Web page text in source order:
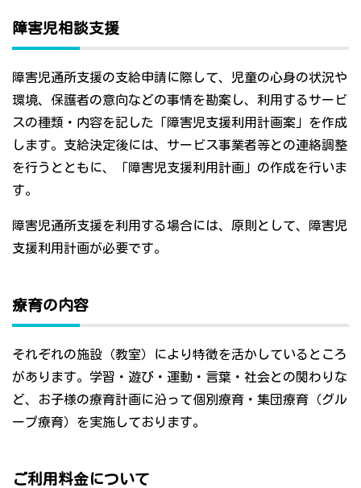
障害児相談支援
障害児通所支援の支給申請に際して、児童の心身の状況や
環境、保護者の意向などの事情を勘案し、利用するサービ
スの種類・内容を記した「障害児支援利用計画案」を作成
します。支給決定後には、サービス事業者等との連絡調整
を行うとともに、「障害児支援利用計画」の作成を行いま
す。
障害児通所支援を利用する場合には、原則として、障害児
支援利用計画が必要です。
療育の内容
それぞれの施設（教室）により特徴を活かしているところ
があります。学習・遊び・運動・言葉・社会との関わりな
ど、お子様の療育計画に沿って個別療育・集団療育（グル
ープ療育）を実施しております。
ご利用料金について